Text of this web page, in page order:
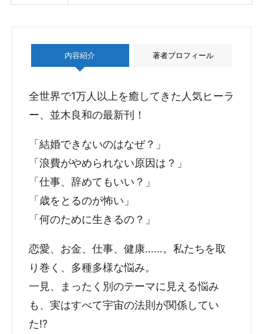
内容紹介 著者プロフィール
全世界で1万人以上を癒してきた人気ヒーラ
ー、並木良和の最新刊！
「結婚できないのはなぜ？」
「浪費がやめられない原因は？」
「仕事、辞めてもいい？」
「歳をとるのが怖い」
「何のために生きるの？」
恋愛、お金、仕事、健康……。私たちを取
り巻く、多種多様な悩み。
一見、まったく別のテーマに見える悩み
も、実はすべて宇宙の法則が関係してい
た!?